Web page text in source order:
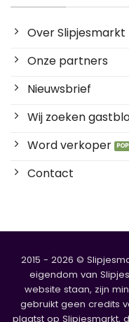
Over Slipjesmarkt
Onze partners
Nieuwsbrief
Wij zoeken
Word verkoper
Contact
2015 - 2026 ©
eigendom van
website staan, zijn
gebruikt geen credits
plaatst op Slipjesmarkt,